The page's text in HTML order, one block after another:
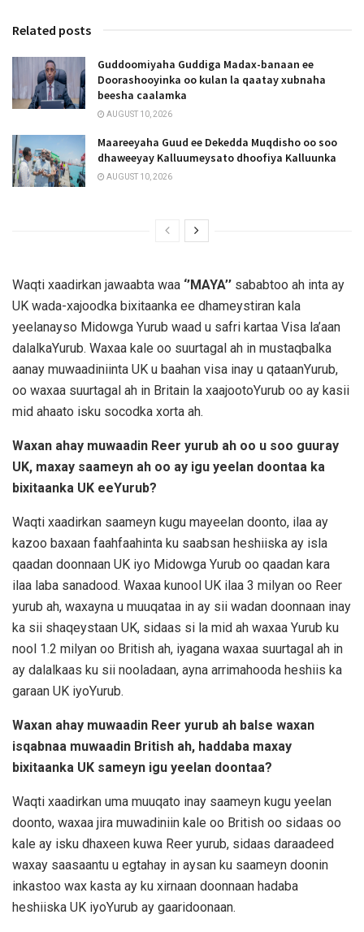
Related posts
Guddoomiyaha Guddiga Madax-banaan ee
Doorashooyinka oo kulan la qaatay xubnaha
beesha caalamka
AUGUST 10, 2026
Maareeyaha Guud ee Dekedda Muqdisho oo soo
dhaweeyay Kalluumeysato dhoofiya Kalluunka
AUGUST 10, 2026
Waqti xaadirkan jawaabta waa ‘’MAYA’’ sababtoo ah inta ay
UK wada-xajoodka bixitaanka ee dhameystiran kala
yeelanayso Midowga Yurub waad u safri kartaa Visa la’aan
dalalkaYurub. Waxaa kale oo suurtagal ah in mustaqbalka
aanay muwaadiniinta UK u baahan visa inay u qataanYurub,
oo waxaa suurtagal ah in Britain la xaajootoYurub oo ay kasii
mid ahaato isku socodka xorta ah.
Waxan ahay muwaadin Reer yurub ah oo u soo guuray
UK, maxay saameyn ah oo ay igu yeelan doontaa ka
bixitaanka UK eeYurub?
Waqti xaadirkan saameyn kugu mayeelan doonto, ilaa ay
kazoo baxaan faahfaahinta ku saabsan heshiiska ay isla
qaadan doonnaan UK iyo Midowga Yurub oo qaadan kara
ilaa laba sanadood. Waxaa kunool UK ilaa 3 milyan oo Reer
yurub ah, waxayna u muuqataa in ay sii wadan doonnaan inay
ka sii shaqeystaan UK, sidaas si la mid ah waxaa Yurub ku
nool 1.2 milyan oo British ah, iyagana waxaa suurtagal ah in
ay dalalkaas ku sii nooladaan, ayna arrimahooda heshiis ka
garaan UK iyoYurub.
Waxan ahay muwaadin Reer yurub ah balse waxan
isqabnaa muwaadin British ah, haddaba maxay
bixitaanka UK sameyn igu yeelan doontaa?
Waqti xaadirkan uma muuqato inay saameyn kugu yeelan
doonto, waxaa jira muwadiniin kale oo British oo sidaas oo
kale ay isku dhaxeen kuwa Reer yurub, sidaas daraadeed
waxay saasaantu u egtahay in aysan ku saameyn doonin
inkastoo wax kasta ay ku xirnaan doonnaan hadaba
heshiiska UK iyoYurub ay gaaridoonaan.